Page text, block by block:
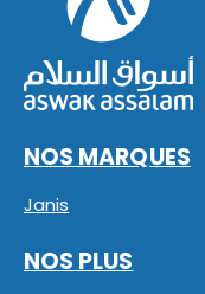
NOS MARQUES
Janis
NOS PLUS